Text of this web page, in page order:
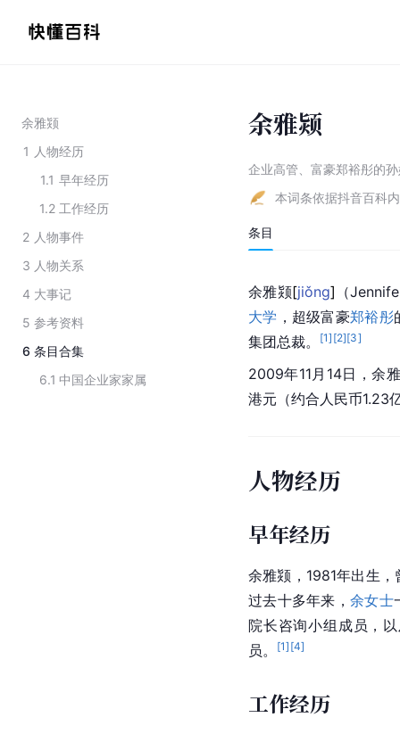
余雅颎
1 人物经历
1.1 早年经历
1.2 工作经历
2 人物事件
3 人物关系
4 大事记
5 参考资料
6 条目合集
6.1 中国企业家家属
余雅颎
企业高管、富豪郑裕彤的
本词条依据抖音百科
条目
余雅颎[jiǒng] （
大学 ，超级富豪郑裕彤
集团总裁。
[1] [2][3]
2009年11月14日，余
港元（约合人民币1.23
人物经历
早年经历
余雅颎，1981年出生
过去十多年来，余女士
院长咨询小组成员，
员。
[1] [4]
工作经历